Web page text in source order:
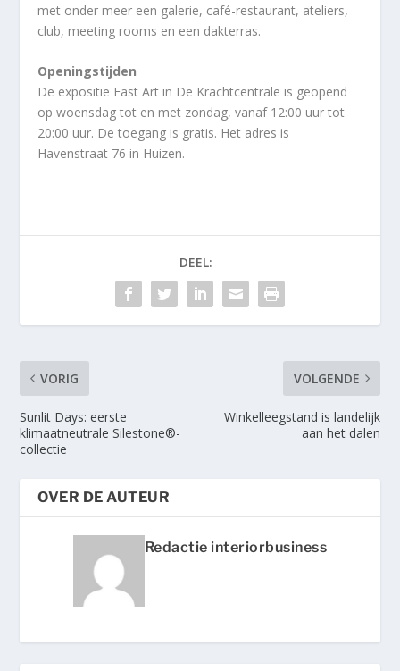
met onder meer een galerie, café-restaurant, ateliers,
club, meeting rooms en een dakterras.
Openingstijden
De expositie Fast Art in De Krachtcentrale is geopend
op woensdag tot en met zondag, vanaf 12:00 uur tot
20:00 uur. De toegang is gratis. Het adres is
Havenstraat 76 in Huizen.
DEEL:
VORIG
Sunlit Days: eerste
klimaatneutrale Silestone®-
collectie
VOLGENDE
Winkelleegstand is landelijk
aan het dalen
OVER DE AUTEUR
Redactie interiorbusiness